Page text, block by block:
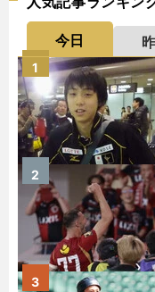
今日
1
2
3